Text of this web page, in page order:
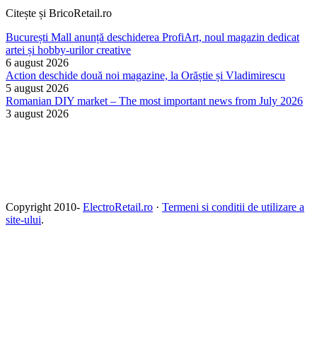
Citește și BricoRetail.ro
București Mall anunță deschiderea ProfiArt, noul magazin dedicat
artei și hobby-urilor creative
6 august 2026
Action deschide două noi magazine, la Orăștie și Vladimirescu
5 august 2026
Romanian DIY market – The most important news from July 2026
3 august 2026
Copyright 2010- ElectroRetail.ro · Termeni si conditii de utilizare a
site-ului.